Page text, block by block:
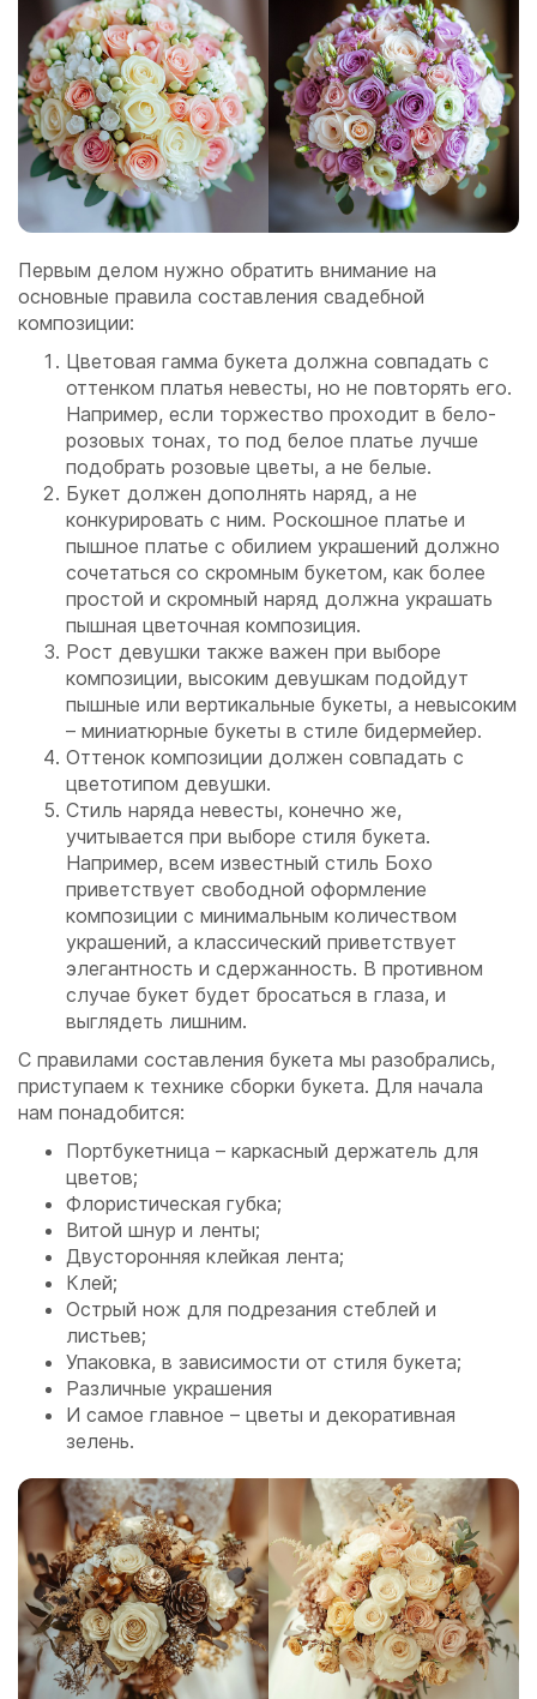
Первым делом нужно обратить внимание на
основные правила составления свадебной
композиции:
Цветовая гамма букета должна совпадать с
оттенком платья невесты, но не повторять его.
Например, если торжество проходит в бело-
розовых тонах, то под белое платье лучше
подобрать розовые цветы, а не белые.
Букет должен дополнять наряд, а не
конкурировать с ним. Роскошное платье и
пышное платье с обилием украшений должно
сочетаться со скромным букетом, как более
простой и скромный наряд должна украшать
пышная цветочная композиция.
Рост девушки также важен при выборе
композиции, высоким девушкам подойдут
пышные или вертикальные букеты, а невысоким
– миниатюрные букеты в стиле бидермейер.
Оттенок композиции должен совпадать с
цветотипом девушки.
Стиль наряда невесты, конечно же,
учитывается при выборе стиля букета.
Например, всем известный стиль Бохо
приветствует свободной оформление
композиции с минимальным количеством
украшений, а классический приветствует
элегантность и сдержанность. В противном
случае букет будет бросаться в глаза, и
выглядеть лишним.
С правилами составления букета мы разобрались,
приступаем к технике сборки букета. Для начала
нам понадобится:
Портбукетница – каркасный держатель для
цветов;
Флористическая губка;
Витой шнур и ленты;
Двусторонняя клейкая лента;
Клей;
Острый нож для подрезания стеблей и
листьев;
Упаковка, в зависимости от стиля букета;
Различные украшения
И самое главное – цветы и декоративная
зелень.